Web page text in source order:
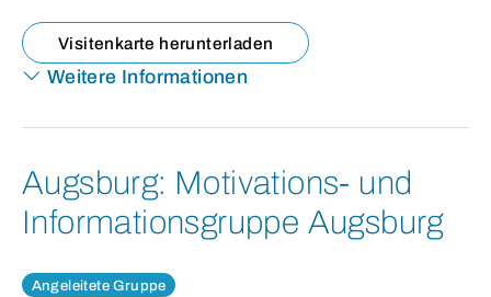
Visitenkarte herunterladen
Weitere Informationen
Augsburg: Motivations- und
Informationsgruppe Augsburg
Angeleitete Gruppe